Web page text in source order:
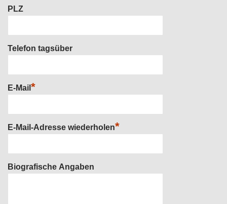
PLZ
Telefon tagsüber
E-Mail *
E-Mail-Adresse wiederholen*
Biografische Angaben